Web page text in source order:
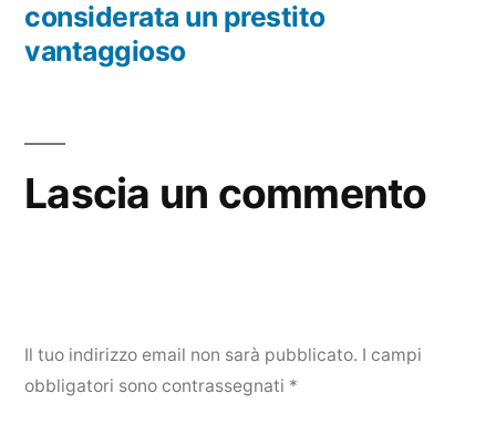
considerata un prestito
vantaggioso
Lascia un commento
Il tuo indirizzo email non sarà pubblicato. I campi
obbligatori sono contrassegnati *